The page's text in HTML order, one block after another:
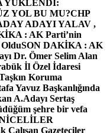
YÜKLENDİ:
YOL BU MU?CHP
ADAYI YALAV ,
: AK Parti’nin
SON DAKİKA : AK
Dr. Ömer Selim Alan
İl Özel İdaresi
Koruma
Yavuz Başkanlığında
A.Adayı Sertaş
şehre bir vefa
Çalışan Gazeteciler